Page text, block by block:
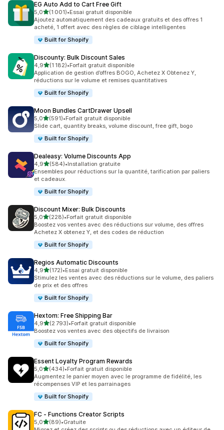
EG Auto Add to Cart Free Gift
5,0étoile(s) sur 5
(1 001)
1001 avis au total
•Essai gratuit disponible
Ajoutez automatiquement des cadeaux gratuits et des offres 1
acheté, 1 offert avec des règles de ciblage intelligentes
Built for Shopify
Discounty: Bulk Discount Sales
4,9étoile(s) sur 5
(1 182)
1182 avis au total
•Forfait gratuit disponible
Application de gestion d’offres BOGO, Achetez X Obtenez Y,
réductions sur le volume et remises quantitatives
Built for Shopify
Moon Bundles CartDrawer Upsell
5,0étoile(s) sur 5
(591)
591 avis au total
•Forfait gratuit disponible
Slide cart, quantity breaks, volume discount, free gift, bogo
Built for Shopify
Dealeasy: Volume Discounts App
4,9étoile(s) sur 5
(584)
584 avis au total
•Installation gratuite
Ensembles pour réductions sur la quantité, tarification par paliers
et cadeaux.
Built for Shopify
Discount Mixer: Bulk Discounts
5,0étoile(s) sur 5
(228)
228 avis au total
•Forfait gratuit disponible
Boostez vos ventes avec des réductions sur volume, des offres
Achetez X obtenez Y, et des codes de réduction
Built for Shopify
Regios Automatic Discounts
4,9étoile(s) sur 5
(172)
172 avis au total
•Essai gratuit disponible
Stimulez les ventes avec des réductions sur le volume, des paliers
de prix et des offres
Built for Shopify
Hextom: Free Shipping Bar
4,9étoile(s) sur 5
(2 793)
2793 avis au total
•Forfait gratuit disponible
Boostez vos ventes avec des objectifs de livraison
Built for Shopify
Essent Loyalty Program Rewards
5,0étoile(s) sur 5
(434)
434 avis au total
•Forfait gratuit disponible
Augmentez le panier moyen avec le programme de fidélité, les
récompenses VIP et les parrainages
Built for Shopify
FC ‑ Functions Creator Scripts
5,0étoile(s) sur 5
(89)
89 avis au total
•Gratuite